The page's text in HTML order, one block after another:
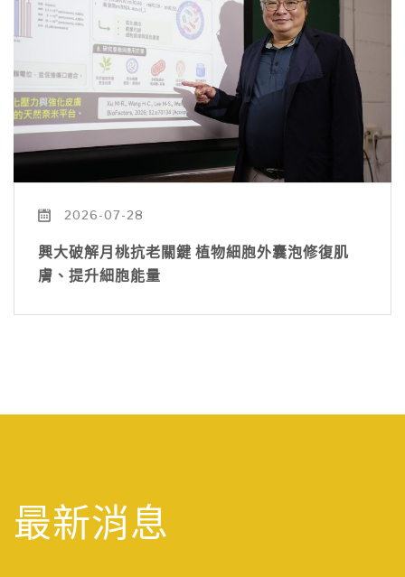
2026-07-28
興大破解月桃抗老關鍵 植物細胞外囊泡修復肌
膚、提升細胞能量
最新消息